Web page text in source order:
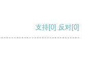
支持[0] 反对[0]